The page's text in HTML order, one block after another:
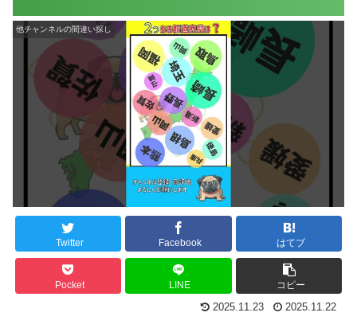
他チャンネルの間違い探し
Twitter Facebook はてブ
Pocket LINE コピー
2025.11.23 2025.11.22